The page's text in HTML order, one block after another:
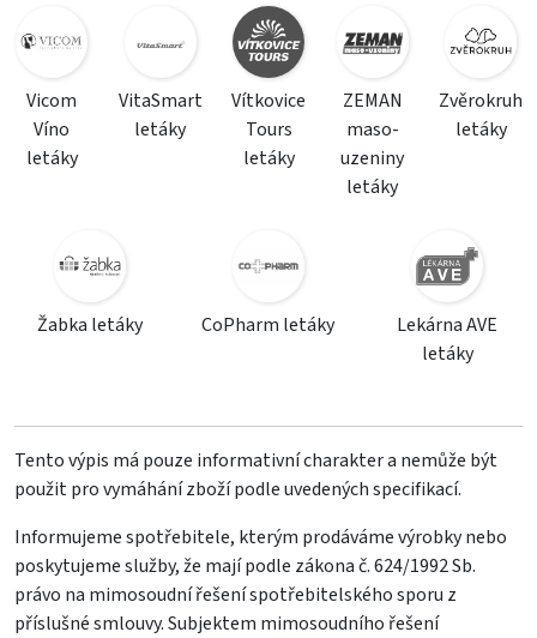
Vicom
Víno
letáky
VitaSmart
letáky
Vítkovice
Tours
letáky
ZEMAN
maso-
uzeniny
letáky
Zvěrokruh
letáky
Žabka letáky CoPharm letáky
Lekárna AVE
letáky
Tento výpis má pouze informativní charakter a nemůže být
použit pro vymáhání zboží podle uvedených specifikací.
Informujeme spotřebitele, kterým prodáváme výrobky nebo
poskytujeme služby, že mají podle zákona č. 624/1992 Sb.
právo na mimosoudní řešení spotřebitelského sporu z
příslušné smlouvy. Subjektem mimosoudního řešení